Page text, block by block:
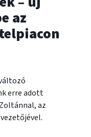
az
erre adott
az